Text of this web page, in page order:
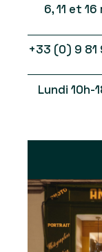
6, 11 et
+33 (0) 9
Lundi 10h-